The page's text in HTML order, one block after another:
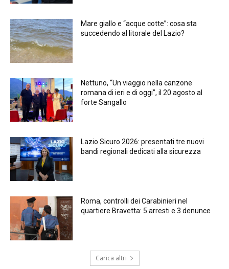
Mare giallo e “acque cotte”: cosa sta
succedendo al litorale del Lazio?
Nettuno, “Un viaggio nella canzone
romana di ieri e di oggi”, il 20 agosto al
forte Sangallo
Lazio Sicuro 2026: presentati tre nuovi
bandi regionali dedicati alla sicurezza
Roma, controlli dei Carabinieri nel
quartiere Bravetta: 5 arresti e 3 denunce
Carica altri